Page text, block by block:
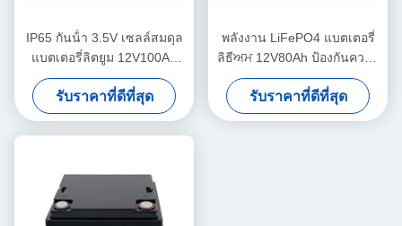
IP65 กันน้ํา 3.5V เซลล์สมดุล
แบตเตอรี่ลิตยูม 12V100Ah
แบตเตอรี่แสงอาทิตย์ ลิตยูม
รับราคาที่ดีที่สุด
พลังงาน LiFePO4 แบตเตอรี่
ลิธีਅਮ 12V80Ah ป้องกันความ
กระชับกําลัง 14.6V
รับราคาที่ดีที่สุด